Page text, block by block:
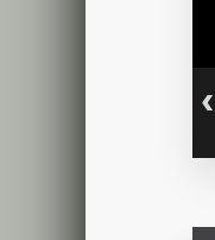
‹